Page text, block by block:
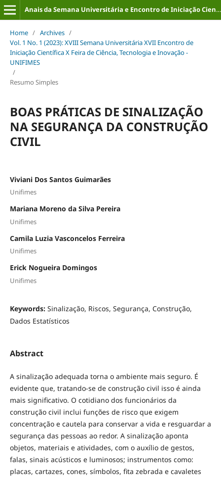
Anais da Semana Universitária e Encontro de Iniciação Científica (ISSN: 2316-8226)
Home / Archives /
Vol. 1 No. 1 (2023): XVIII Semana Universitária XVII Encontro de
Iniciação Científica X Feira de Ciência, Tecnologia e Inovação -
UNIFIMES
/
Resumo Simples
BOAS PRÁTICAS DE SINALIZAÇÃO
NA SEGURANÇA DA CONSTRUÇÃO
CIVIL
Viviani Dos Santos Guimarães
Unifimes
Mariana Moreno da Silva Pereira
Unifimes
Camila Luzia Vasconcelos Ferreira
Unifimes
Erick Nogueira Domingos
Unifimes
Keywords: Sinalização, Riscos, Segurança, Construção,
Dados Estatísticos
Abstract
A sinalização adequada torna o ambiente mais seguro. É
evidente que, tratando-se de construção civil isso é ainda
mais significativo. O cotidiano dos funcionários da
construção civil inclui funções de risco que exigem
concentração e cautela para conservar a vida e resguardar a
segurança das pessoas ao redor. A sinalização aponta
objetos, materiais e atividades, com o auxílio de gestos,
falas, sinais acústicos e luminosos; instrumentos como:
placas, cartazes, cones, símbolos, fita zebrada e cavaletes